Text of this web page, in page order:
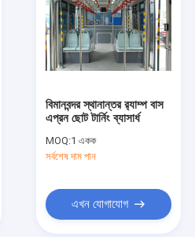
বিমানবন্দর স্থানান্তর র‌্যাম্প বাস
এপ্রন ছোট টার্নিং ব্যাসার্ধ
MOQ:1 একক
সর্বশেষ দাম পান
এখন যোগাযোগ